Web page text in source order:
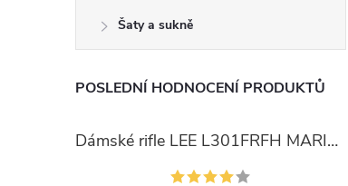
Šaty a sukně
POSLEDNÍ HODNOCENÍ PRODUKTŮ
Dámské rifle LEE L301FRFH MARION STRAIGHT RINSE